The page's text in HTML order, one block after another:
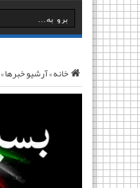
خانه»آرشیو خبرها»